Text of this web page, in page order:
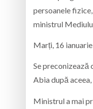
persoanele
ministrul
Marți, 16
Se preconizează
Abia după
Ministrul a mai